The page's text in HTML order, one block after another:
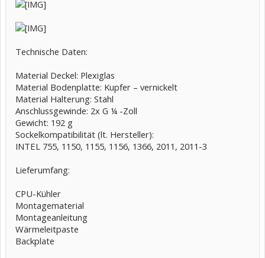
Technische Daten:
Material Deckel: Plexiglas
Material Bodenplatte: Kupfer – vernickelt
Material Halterung: Stahl
Anschlussgewinde: 2x G ¼ -Zoll
Gewicht: 192 g
Sockelkompatibilität (lt. Hersteller):
INTEL 755, 1150, 1155, 1156, 1366, 2011, 2011-3
Lieferumfang:
CPU-Kühler
Montagematerial
Montageanleitung
Wärmeleitpaste
Backplate